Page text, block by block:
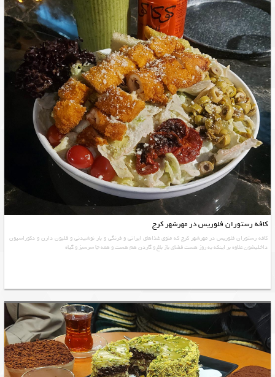
کافه رستوران فلوریس در مهرشهر کرج
کافه رستوران فلوریس در مهرشهر کرج که منوی غذاهای ایرانی و فرنگی و بار نوشیدنی و قلیون دارن و دکوراسیون
داخلیشون علاوه بر اینکه به روز هست فضای باز باغ و گاردن هم هست و همه جا سرسبز و گیاه